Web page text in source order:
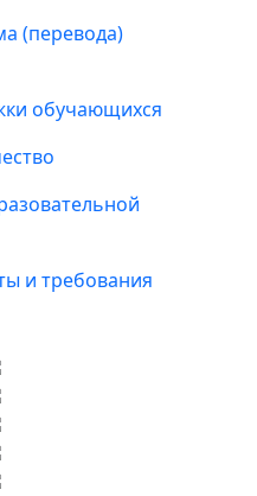
(перевода)
обучающихся
и требования